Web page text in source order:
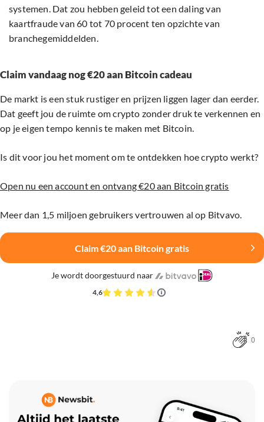
systemen. Dat zou hebben geleid tot een daling van
kaartfraude van 60 tot 70 procent ten opzichte van
branchegemiddelden.
Claim vandaag nog €20 aan Bitcoin cadeau
De markt is een stuk rustiger en prijzen liggen lager dan eerder.
Dat geeft jou de ruimte om crypto zonder druk te verkennen en
op je eigen tempo kennis te maken met Bitcoin.
Is dit voor jou het moment om te ontdekken hoe crypto werkt?
Open nu een account en ontvang €20 aan Bitcoin gratis
Meer dan 1,5 miljoen gebruikers vertrouwen al op Bitvavo.
Claim €20 aan Bitcoin gratis
Je wordt doorgestuurd naar
4,6
0